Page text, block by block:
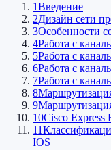
1Введение
2Дизайн сети
3Особенности
4Работа с
5Работа с
6Работа с
7Работа с
8
9
10Cisco Express
11
IOS